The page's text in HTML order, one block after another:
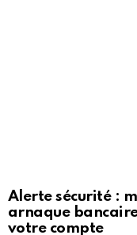
Alerte sécurité :
arnaque
votre compte